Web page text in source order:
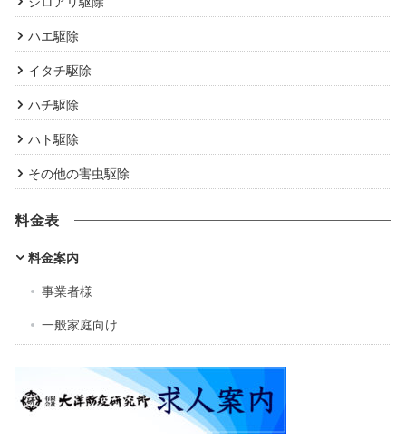
ハエ駆除
イタチ駆除
ハチ駆除
ハト駆除
その他の害虫駆除
料金表
料金案内
事業者様
一般家庭向け